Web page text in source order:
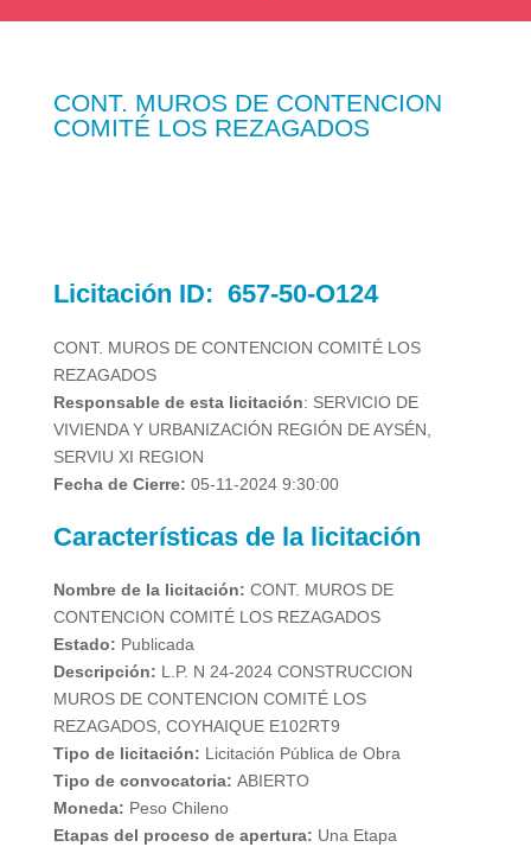
CONT. MUROS DE CONTENCION
COMITÉ LOS REZAGADOS
Licitación ID: 657-50-O124
CONT. MUROS DE CONTENCION COMITÉ LOS
REZAGADOS
Responsable de esta licitación: SERVICIO DE
VIVIENDA Y URBANIZACIÓN REGIÓN DE AYSÉN,
SERVIU XI REGION
Fecha de Cierre: 05-11-2024 9:30:00
Características de la licitación
Nombre de la licitación: CONT. MUROS DE
CONTENCION COMITÉ LOS REZAGADOS
Estado: Publicada
Descripción: L.P. N 24-2024 CONSTRUCCION
MUROS DE CONTENCION COMITÉ LOS
REZAGADOS, COYHAIQUE E102RT9
Tipo de licitación: Licitación Pública de Obra
Tipo de convocatoria: ABIERTO
Moneda: Peso Chileno
Etapas del proceso de apertura: Una Etapa